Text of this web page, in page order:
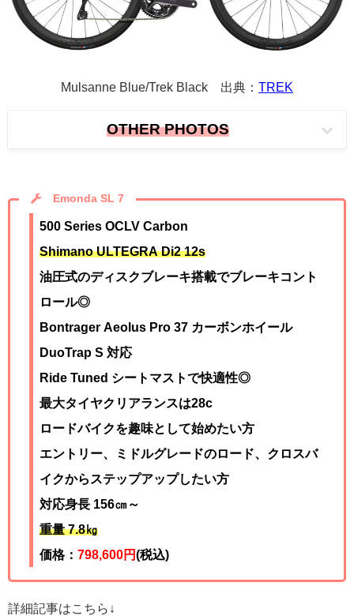
Mulsanne Blue/Trek Black 出典： TREK
OTHER PHOTOS
Emonda SL 7
500 Series OCLV Carbon
Shimano ULTEGRA Di2 12s
油圧式のディスクブレーキ搭載でブレーキコント
ロール◎
Bontrager Aeolus Pro 37 カーボンホイール
DuoTrap S 対応
Ride Tuned シートマストで快適性◎
最大タイヤクリアランスは28c
ロードバイクを趣味として始めたい方
エントリー、ミドルグレードのロード、クロスバ
イクからステップアップしたい方
対応身長 156㎝～
重量 7.8㎏
価格： 798,600円(税込)
詳細記事はこちら↓